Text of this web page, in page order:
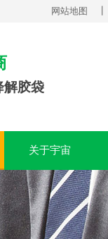
网站地图
解胶袋
关于宇宙